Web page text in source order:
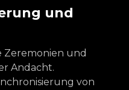
und
Zeremonien und
Andacht.
von